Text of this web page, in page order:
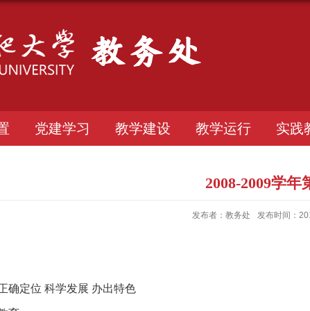
党建学习 教学建设 教学运行 实践
2008-2009学年
发布者：教务处 发布时间：
确定位 科学发展 办出特色